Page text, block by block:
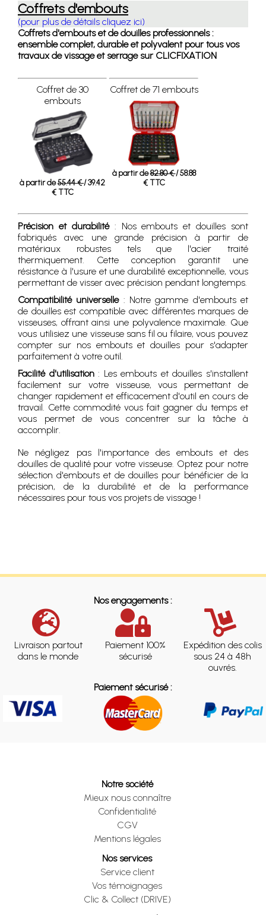
Coffrets d'embouts
(pour plus de détails cliquez ici)
Coffrets d'embouts et de douilles professionnels :
ensemble complet, durable et polyvalent pour tous vos
travaux de vissage et serrage sur CLICFIXATION
Coffret de 30
embouts
à partir de55.44 €/ 39.42
€ TTC
Coffret de 71 embouts
à partir de82.80 €/ 58.88
€ TTC
Précision et durabilité: Nos embouts et douilles sont
fabriqués avec une grande précision à partir de
matériaux robustes tels que l'acier traité
thermiquement. Cette conception garantit une
résistance à l'usure et une durabilité exceptionnelle, vous
permettant de visser avec précision pendant longtemps.
Compatibilité universelle: Notre gamme d'embouts et
de douilles est compatible avec différentes marques de
visseuses, offrant ainsi une polyvalence maximale. Que
vous utilisiez une visseuse sans fil ou filaire, vous pouvez
compter sur nos embouts et douilles pour s'adapter
parfaitement à votre outil.
Facilité d'utilisation: Les embouts et douilles s'installent
facilement sur votre visseuse, vous permettant de
changer rapidement et efficacement d'outil en cours de
travail. Cette commodité vous fait gagner du temps et
vous permet de vous concentrer sur la tâche à
accomplir.
Ne négligez pas l'importance des embouts et des
douilles de qualité pour votre visseuse. Optez pour notre
sélection d'embouts et de douilles pour bénéficier de la
précision, de la durabilité et de la performance
nécessaires pour tous vos projets de vissage !
Nos engagements :
Livraison partout
dans le monde
Paiement 100%
sécurisé
Expédition des colis
sous 24 à 48h
ouvrés.
Paiement sécurisé :
Notre société
Mieux nous connaître
Confidentialité
CGV
Mentions légales
Nos services
Service client
Vos témoignages
Clic & Collect (DRIVE)